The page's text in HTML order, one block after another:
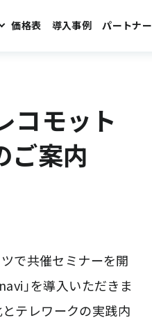
価格表 導入事例 パートナー
コモット
ご案内
で共催セミナーを開
」を導入いただきま
テレワークの実践内